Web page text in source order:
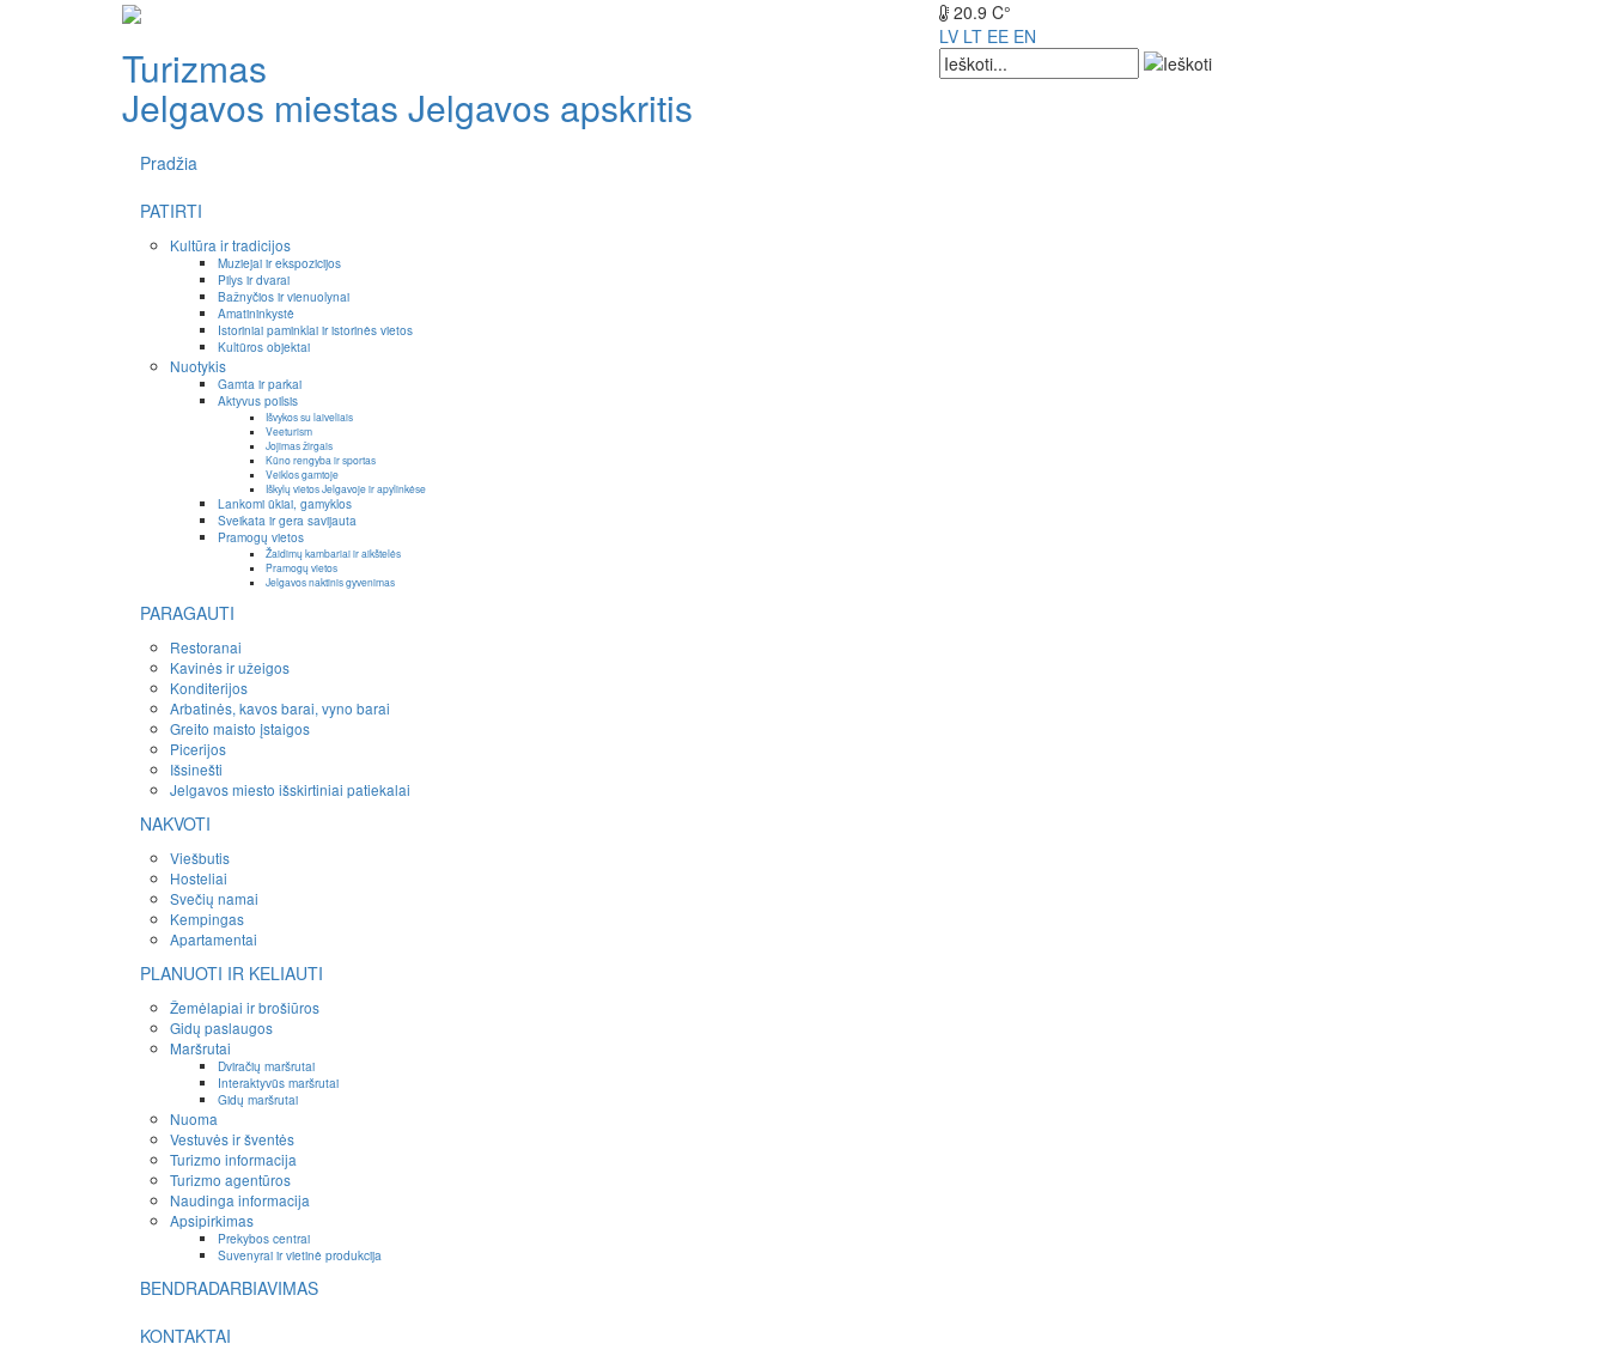
Turizmas
Jelgavos miestas Jelgavos apskritis
20.9 C°
LV LT EE EN
Pradžia
PATIRTI
Kultūra ir tradicijos
Muziejai ir ekspozicijos
Pilys ir dvarai
Bažnyčios ir vienuolynai
Amatininkystė
Istoriniai paminklai ir istorinės vietos
Kultūros objektai
Nuotykis
Gamta ir parkai
Aktyvus poilsis
Išvykos su laiveliais
Veeturism
Jojimas žirgais
Kūno rengyba ir sportas
Veiklos gamtoje
Iškylų vietos Jelgavoje ir apylinkėse
Lankomi ūkiai, gamyklos
Sveikata ir gera savijauta
Pramogų vietos
Žaidimų kambariai ir aikštelės
Pramogų vietos
Jelgavos naktinis gyvenimas
PARAGAUTI
Restoranai
Kavinės ir užeigos
Konditerijos
Arbatinės, kavos barai, vyno barai
Greito maisto įstaigos
Picerijos
Išsinešti
Jelgavos miesto išskirtiniai patiekalai
NAKVOTI
Viešbutis
Hosteliai
Svečių namai
Kempingas
Apartamentai
PLANUOTI IR KELIAUTI
Žemėlapiai ir brošiūros
Gidų paslaugos
Maršrutai
Dviračių maršrutai
Interaktyvūs maršrutai
Gidų maršrutai
Nuoma
Vestuvės ir šventės
Turizmo informacija
Turizmo agentūros
Naudinga informacija
Apsipirkimas
Prekybos centrai
Suvenyrai ir vietinė produkcija
BENDRADARBIAVIMAS
KONTAKTAI